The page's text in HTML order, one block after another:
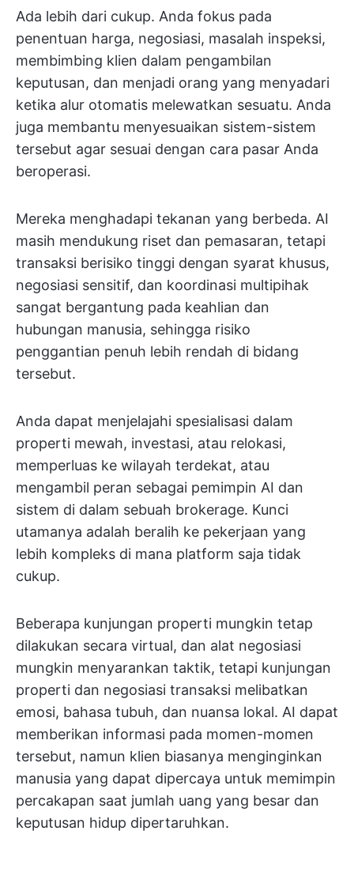
Ada lebih dari cukup. Anda fokus pada
penentuan harga, negosiasi, masalah inspeksi,
membimbing klien dalam pengambilan
keputusan, dan menjadi orang yang menyadari
ketika alur otomatis melewatkan sesuatu. Anda
juga membantu menyesuaikan sistem-sistem
tersebut agar sesuai dengan cara pasar Anda
beroperasi.
Mereka menghadapi tekanan yang berbeda. AI
masih mendukung riset dan pemasaran, tetapi
transaksi berisiko tinggi dengan syarat khusus,
negosiasi sensitif, dan koordinasi multipihak
sangat bergantung pada keahlian dan
hubungan manusia, sehingga risiko
penggantian penuh lebih rendah di bidang
tersebut.
Anda dapat menjelajahi spesialisasi dalam
properti mewah, investasi, atau relokasi,
memperluas ke wilayah terdekat, atau
mengambil peran sebagai pemimpin AI dan
sistem di dalam sebuah brokerage. Kunci
utamanya adalah beralih ke pekerjaan yang
lebih kompleks di mana platform saja tidak
cukup.
Beberapa kunjungan properti mungkin tetap
dilakukan secara virtual, dan alat negosiasi
mungkin menyarankan taktik, tetapi kunjungan
properti dan negosiasi transaksi melibatkan
emosi, bahasa tubuh, dan nuansa lokal. AI dapat
memberikan informasi pada momen-momen
tersebut, namun klien biasanya menginginkan
manusia yang dapat dipercaya untuk memimpin
percakapan saat jumlah uang yang besar dan
keputusan hidup dipertaruhkan.